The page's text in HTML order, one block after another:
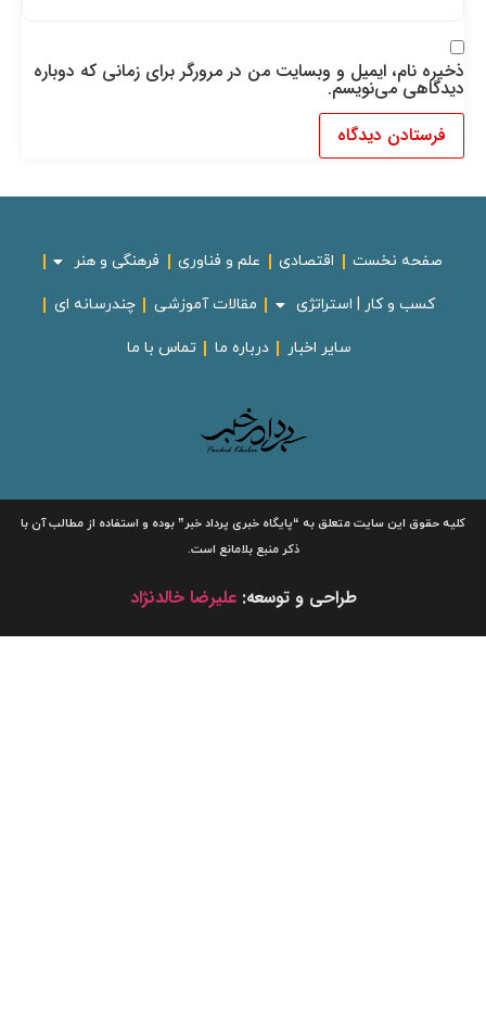
ذخیره نام، ایمیل و وبسایت من در مرورگر برای زمانی که دوباره
دیدگاهی می‌نویسم.
صفحه نخست اقتصادی علم و فناوری فرهنگی و هنر
کسب و کار | استراتژی مقالات آموزشی چندرسانه ای
سایر اخبار درباره ما تماس با ما
کلیه حقوق این سایت متعلق به“پایگاه خبریپرداد خبر”بوده و استفاده از مطالب آن با
ذکر منبع بلامانع است.
طراحی و توسعه:علیرضا خالدنژاد